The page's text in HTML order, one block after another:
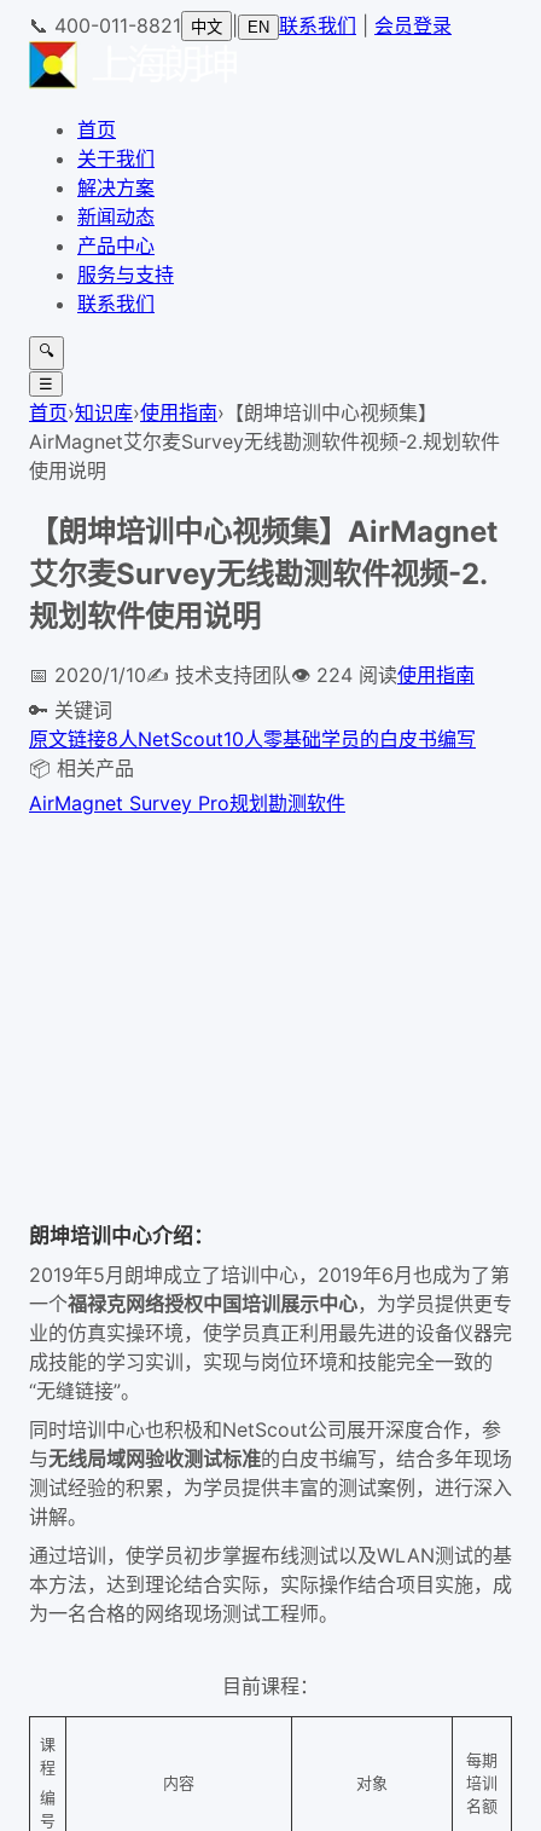
📞 400-011-8821 中文 EN 联系我们 会员登录
首页
关于我们
解决方案
新闻动态
产品中心
服务与支持
联系我们
🔍
☰
首页›知识库›使用指南› 【朗坤培训中心视频集】
AirMagnet艾尔麦Survey无线勘测软件视频-2.规划软件
使用说明
【朗坤培训中心视频集】AirMagnet
艾尔麦Survey无线勘测软件视频-2.
规划软件使用说明
📅 2020/1/10✍️ 技术支持团队👁 224 阅读使用指南
🔑 关键词
原文链接8人NetScout10人零基础学员的白皮书编写
📦 相关产品
AirMagnet Survey Pro规划勘测软件
朗坤培训中心介绍：
2019年5月朗坤成立了培训中心，2019年6月也成为了第
一个福禄克网络授权中国培训展示中心，为学员提供更专
业的仿真实操环境，使学员真正利用最先进的设备仪器完
成技能的学习实训，实现与岗位环境和技能完全一致的
“无缝链接”。
同时培训中心也积极和NetScout公司展开深度合作，参
与无线局域网验收测试标准的白皮书编写，结合多年现场
测试经验的积累，为学员提供丰富的测试案例，进行深入
讲解。
通过培训，使学员初步掌握布线测试以及WLAN测试的基
本方法，达到理论结合实际，实际操作结合项目实施，成
为一名合格的网络现场测试工程师。
目前课程：
课
程
编
号
内容 对象
每期
培训
名额